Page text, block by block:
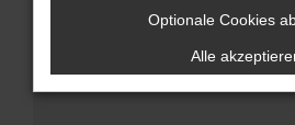
hast, kontaktiere uns bitte.
versuchen, das Problem zu
uns diesen Text schicken,
Optionale Cookies
Alle